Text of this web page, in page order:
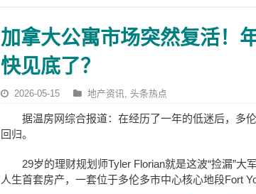
加拿大公寓市场突然复活！
快见底了？
2026-05-15 地产资讯, 头条热点
据温房网综合报道：在经历了一年的低迷后，多
回归。
29岁的理财规划师Tyler Florian就是这波“捡漏”大
人生首套房产，一套位于多伦多市中心核心地段Fort